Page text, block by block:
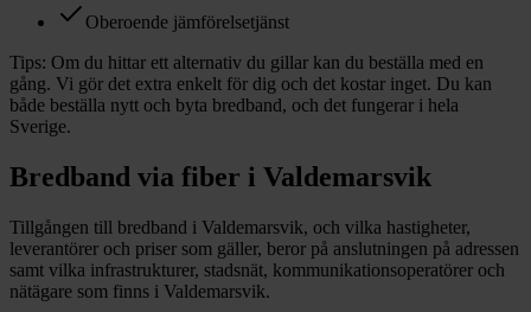
Oberoende jämförelsetjänst
Tips: Om du hittar ett alternativ du gillar kan du beställa med en
gång. Vi gör det extra enkelt för dig och det kostar inget. Du kan
både beställa nytt och byta bredband, och det fungerar i hela
Sverige.
Bredband via fiber i Valdemarsvik
Tillgången till bredband i Valdemarsvik, och vilka hastigheter,
leverantörer och priser som gäller, beror på anslutningen på adressen
samt vilka infrastrukturer, stadsnät, kommunikationsoperatörer och
nätägare som finns i Valdemarsvik.